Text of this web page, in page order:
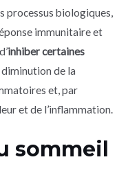
biologiques,
immunitaire et
inhiber certaines
diminution de la
et, par
et de l’inflammation.
sommeil